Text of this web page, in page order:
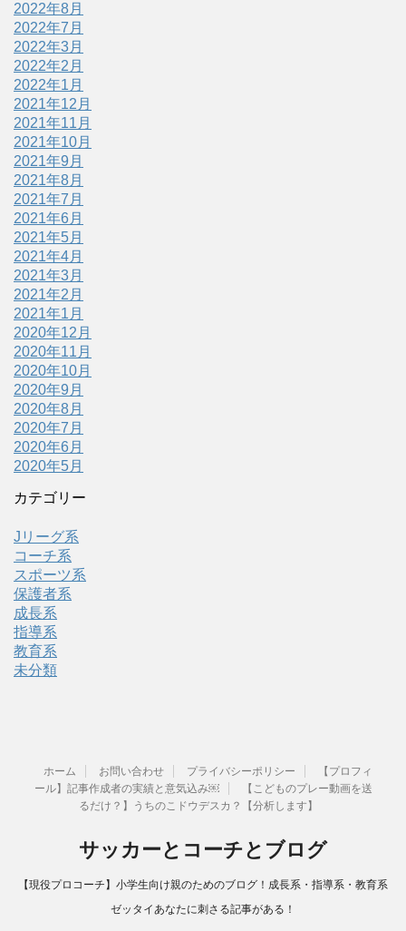
2022年8月
2022年7月
2022年3月
2022年2月
2022年1月
2021年12月
2021年11月
2021年10月
2021年9月
2021年8月
2021年7月
2021年6月
2021年5月
2021年4月
2021年3月
2021年2月
2021年1月
2020年12月
2020年11月
2020年10月
2020年9月
2020年8月
2020年7月
2020年6月
2020年5月
カテゴリー
Jリーグ系
コーチ系
スポーツ系
保護者系
成長系
指導系
教育系
未分類
ホーム お問い合わせ プライバシーポリシー
【プロフィ
ール】記事作成者の実績と意気込み￼
【こどものプレー動画を送
るだけ？】うちのこドウデスカ？【分析します】
サッカーとコーチとブログ
【現役プロコーチ】小学生向け親のためのブログ！成長系・指導系・教育系
ゼッタイあなたに刺さる記事がある！